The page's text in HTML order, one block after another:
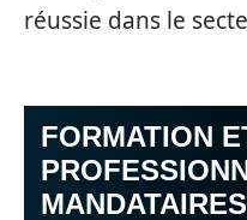
réussie dans le
FORMATION